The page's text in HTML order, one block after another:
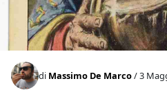
di Massimo De Marco/ 3